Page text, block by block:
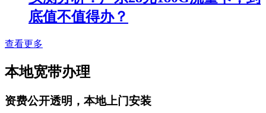
底值不值得办？
查看更多
本地宽带办理
资费公开透明，本地上门安装